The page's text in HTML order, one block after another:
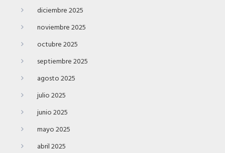
diciembre 2025
noviembre 2025
octubre 2025
septiembre 2025
agosto 2025
julio 2025
junio 2025
mayo 2025
abril 2025